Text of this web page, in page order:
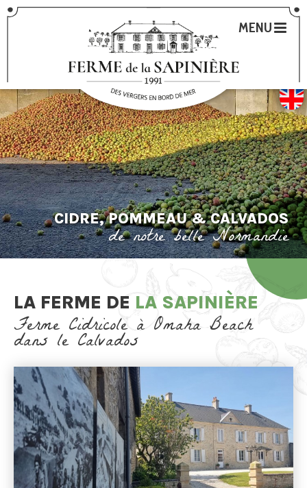
MENU
LA FERME DE LA SAPINIÈRE
Ferme Cidricole à Omaha Beach
dans le Calvados